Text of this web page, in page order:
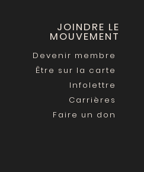
JOINDRE LE
MOUVEMENT
Devenir membre
Être sur la carte
Infolettre
Carrières
Faire un don